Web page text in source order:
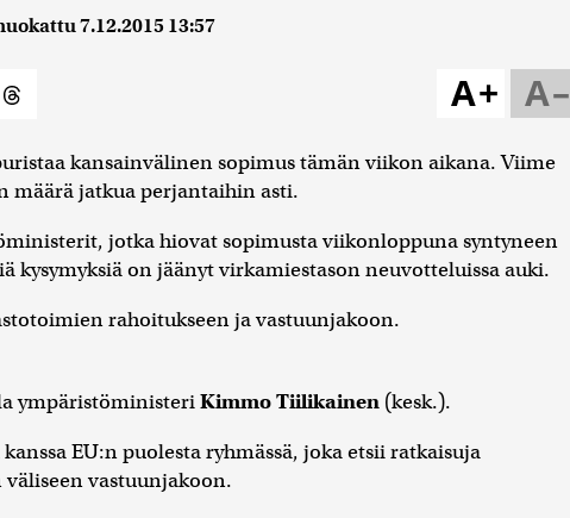
7.12.2015 13:57
A–
A+
kansainvälinen sopimus tämän viikon aikana. Viime
määrä jatkua perjantaihin asti.
jotka hiovat sopimusta viikonloppuna syntyneen
kysymyksiä on jäänyt virkamiestason neuvotteluissa auki.
rahoitukseen ja vastuunjakoon.
ympäristöministeriKimmo Tiilikainen (kesk.).
EU:n puolesta ryhmässä, joka etsii ratkaisuja
vastuunjakoon.